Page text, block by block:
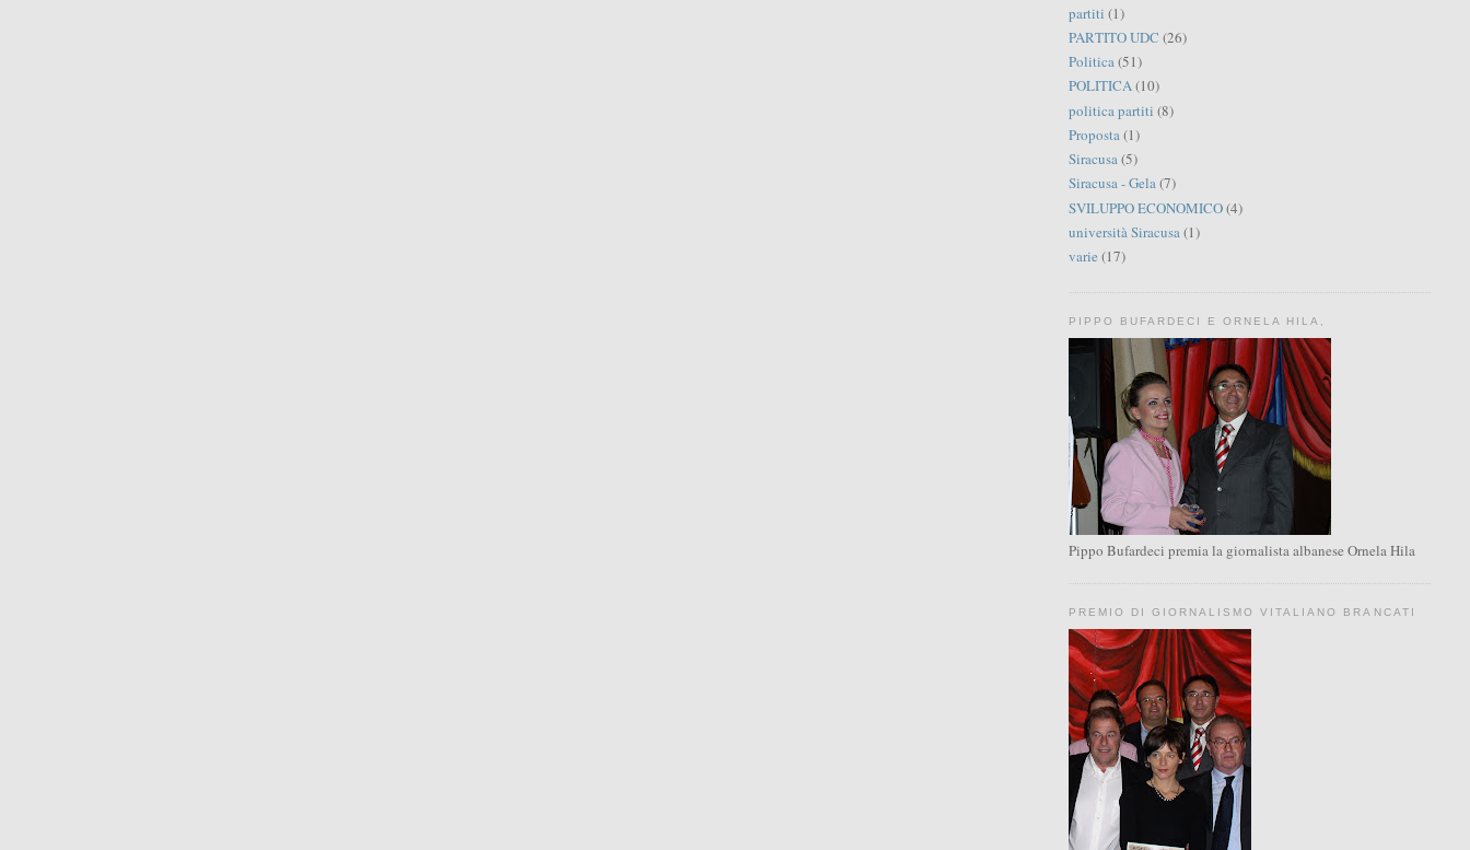
partiti (1)
PARTITO UDC (26)
Politica(51)
POLITICA(10)
politica partiti (8)
Proposta(1)
Siracusa(5)
Siracusa - Gela(7)
SVILUPPO ECONOMICO(4)
università Siracusa(1)
varie (17)
PIPPO BUFARDECI E ORNELA HILA,
Pippo Bufardeci premia la giornalista albanese Ornela Hila
PREMIO DI GIORNALISMO VITALIANO BRANCATI